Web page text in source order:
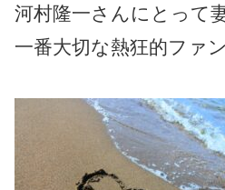
河村隆一さんにとって
一番大切な熱狂的ファ